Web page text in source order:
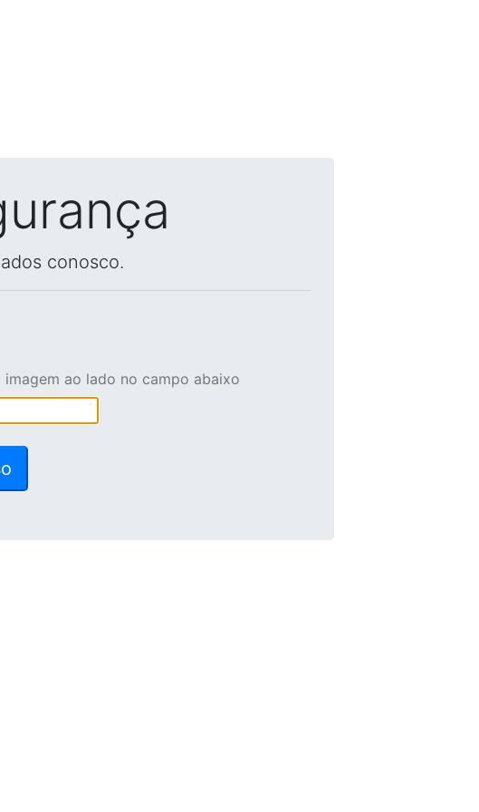
conosco.
imagem ao lado no campo abaixo